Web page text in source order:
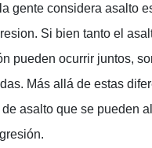
gente considera asalto
Si bien tanto el
pueden ocurrir juntos,
Más allá de estas
de asalto que se pueden